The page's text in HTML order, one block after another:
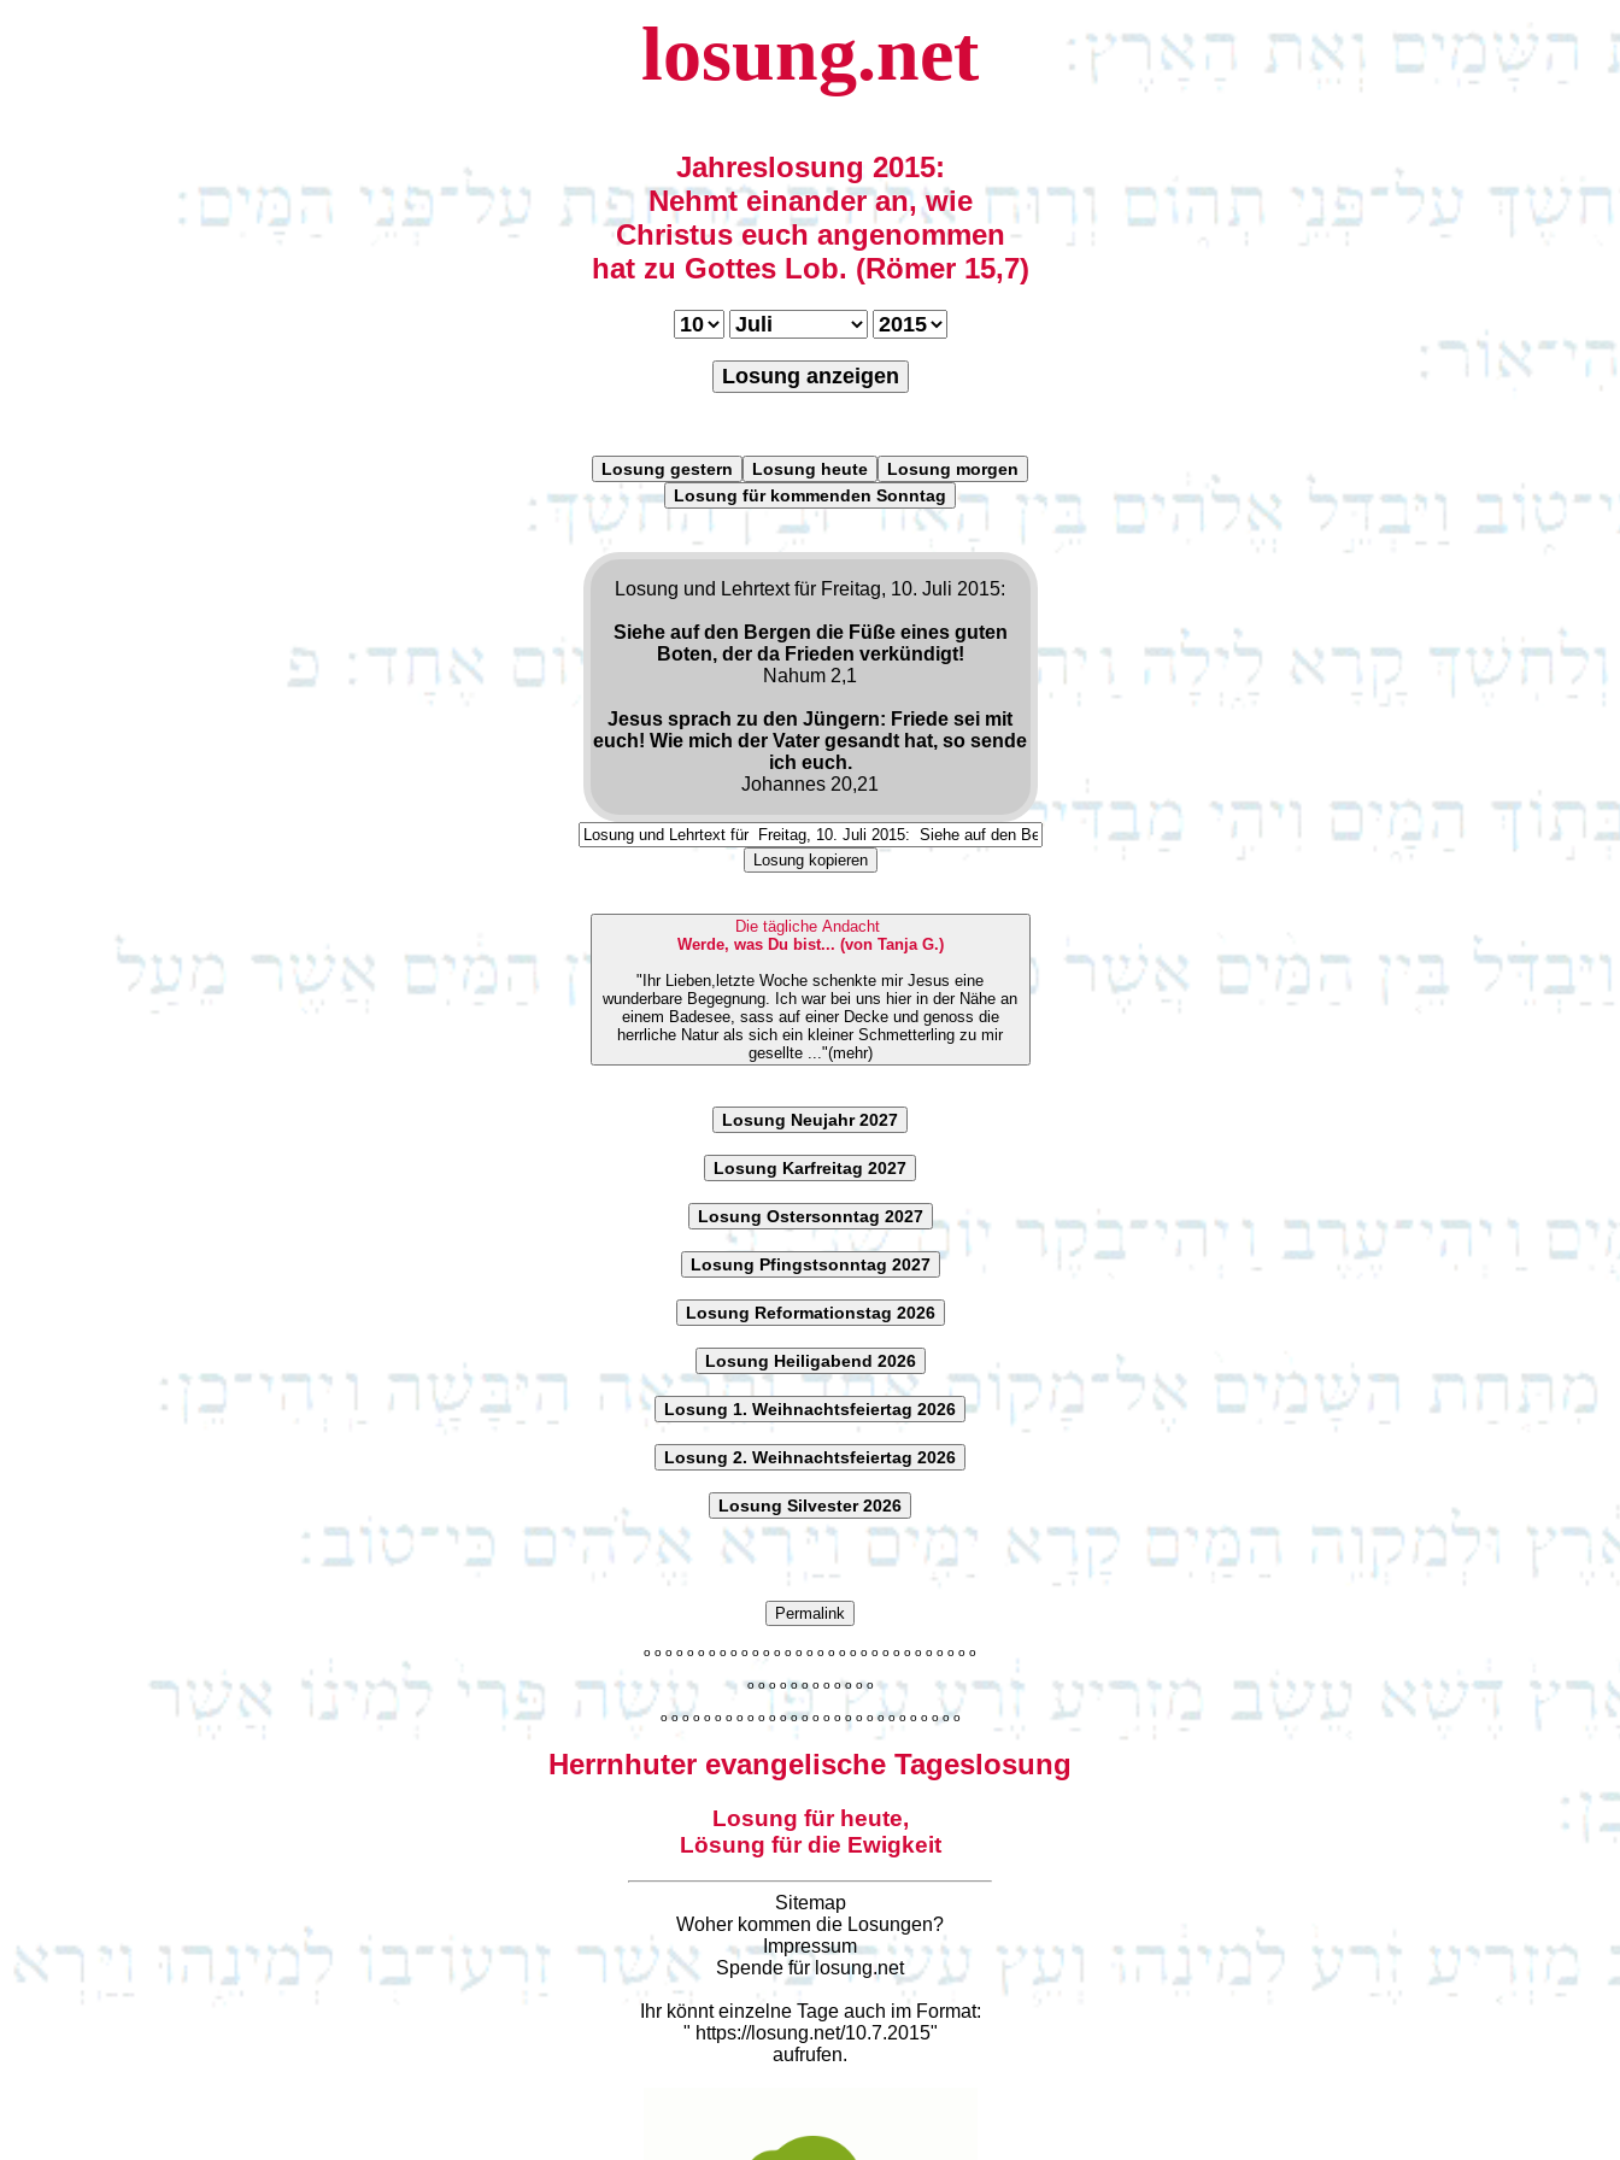
losung.net
Jahreslosung 2015:
Nehmt einander an, wie
Christus euch angenommen
hat zu Gottes Lob. (Römer 15,7)
Losung anzeigen
Losung gestern Losung heute
Losung morgen
Losung für kommenden Sonntag
Losung und Lehrtext für Freitag, 10. Juli 2015:
Siehe auf den Bergen die Füße eines guten
Boten, der da Frieden verkündigt!
Nahum 2,1
Jesus sprach zu den Jüngern: Friede sei mit
euch! Wie mich der Vater gesandt hat, so sende
ich euch.
Johannes 20,21
Losung kopieren
Die tägliche Andacht
Werde, was Du bist... (von Tanja G.)
"Ihr Lieben,letzte Woche schenkte mir Jesus eine
wunderbare Begegnung. Ich war bei uns hier in der Nähe an
einem Badesee, sass auf einer Decke und genoss die
herrliche Natur als sich ein kleiner Schmetterling zu mir
gesellte ..."(mehr)
Losung Neujahr 2027
Losung Karfreitag 2027
Losung Ostersonntag 2027
Losung Pfingstsonntag 2027
Losung Reformationstag 2026
Losung Heiligabend 2026
Losung 1. Weihnachtsfeiertag 2026
Losung 2. Weihnachtsfeiertag 2026
Losung Silvester 2026
Permalink
o o o o o o o o o o o o o o o o o o o o o o o o o o o o o o o
o o o o o o o o o o o o
o o o o o o o o o o o o o o o o o o o o o o o o o o o o
Herrnhuter evangelische Tageslosung
Losung für heute,
Lösung für die Ewigkeit
Sitemap
Woher kommen die Losungen?
Impressum
Spende für losung.net
Ihr könnt einzelne Tage auch im Format:
" https://losung.net/10.7.2015"
aufrufen.